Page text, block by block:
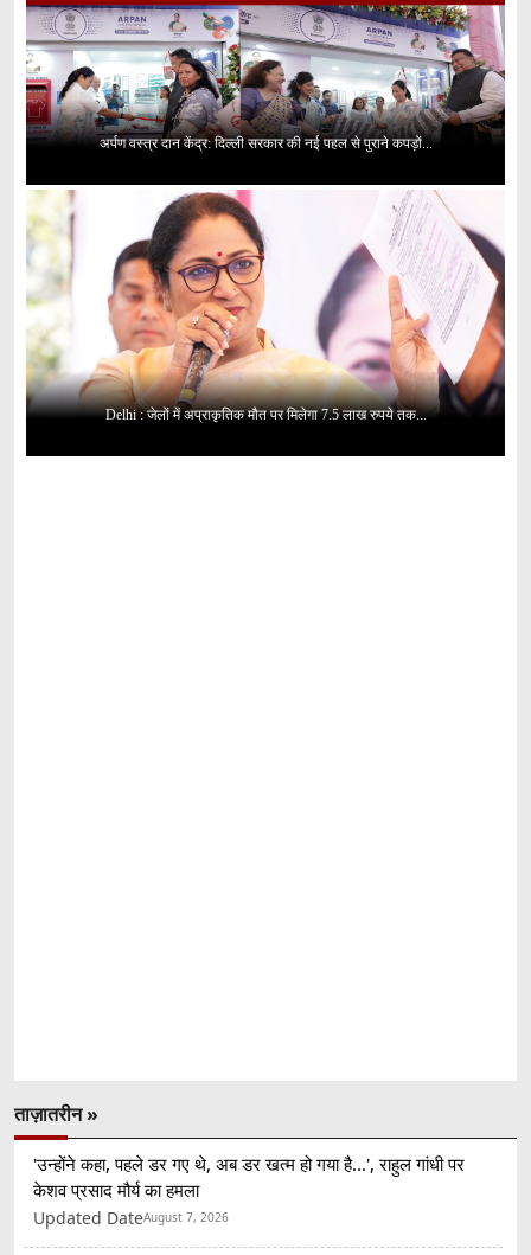
अर्पण वस्त्र दान केंद्र: दिल्ली सरकार की नई पहल से पुराने कपड़ों...
Delhi : जेलों में अप्राकृतिक मौत पर मिलेगा 7.5 लाख रुपये तक...
ताज़ातरीन »
'उन्होंने कहा, पहले डर गए थे, अब डर खत्म हो गया है...', राहुल गांधी पर
केशव प्रसाद मौर्य का हमला
Updated DateAugust 7, 2026